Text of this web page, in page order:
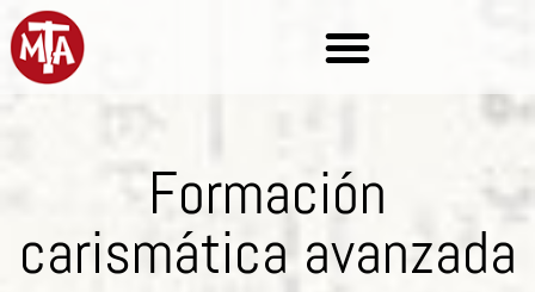
Formación
carismática avanzada